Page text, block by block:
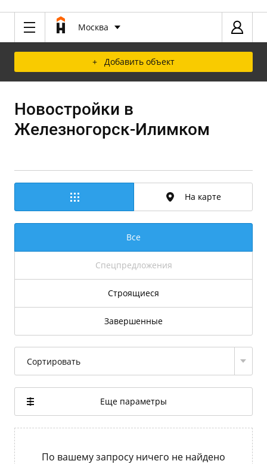
Москва
+ Добавить объект
Новостройки в
Железногорск-Илимком
На карте
Все
Спецпредложения
Строящиеся
Завершенные
Сортировать
Еще параметры
По вашему запросу ничего не найдено